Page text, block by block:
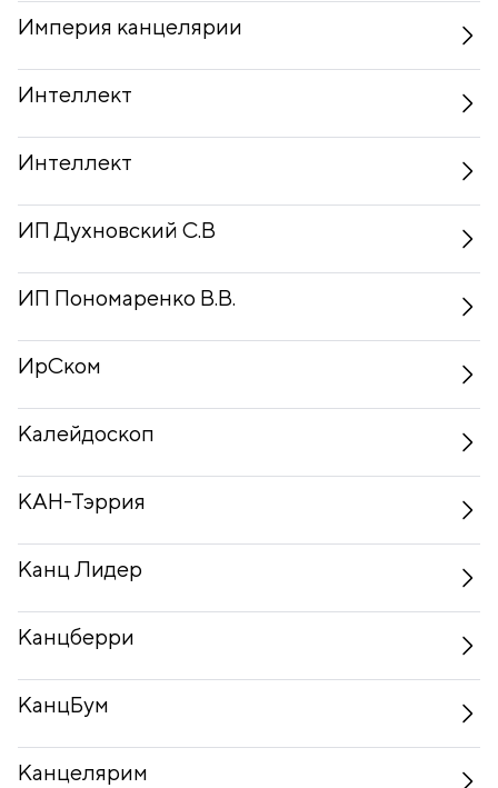
Империя канцелярии
Интеллект
Интеллект
ИП Духновский С.В
ИП Пономаренко В.В.
ИрСком
Калейдоскоп
КАН-Тэррия
Канц Лидер
Канцберри
КанцБум
Канцелярим